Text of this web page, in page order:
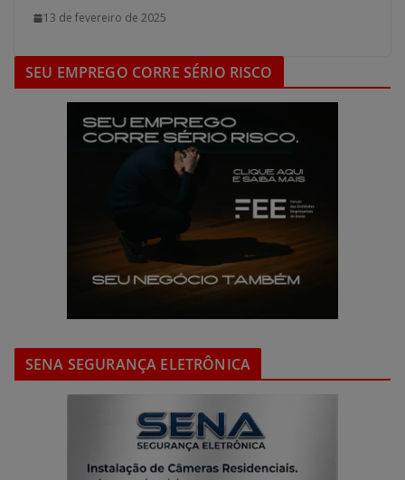
13 de fevereiro de 2025
SEU EMPREGO CORRE SÉRIO RISCO
SENA SEGURANÇA ELETRÔNICA